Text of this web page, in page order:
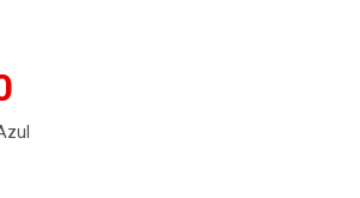
azul